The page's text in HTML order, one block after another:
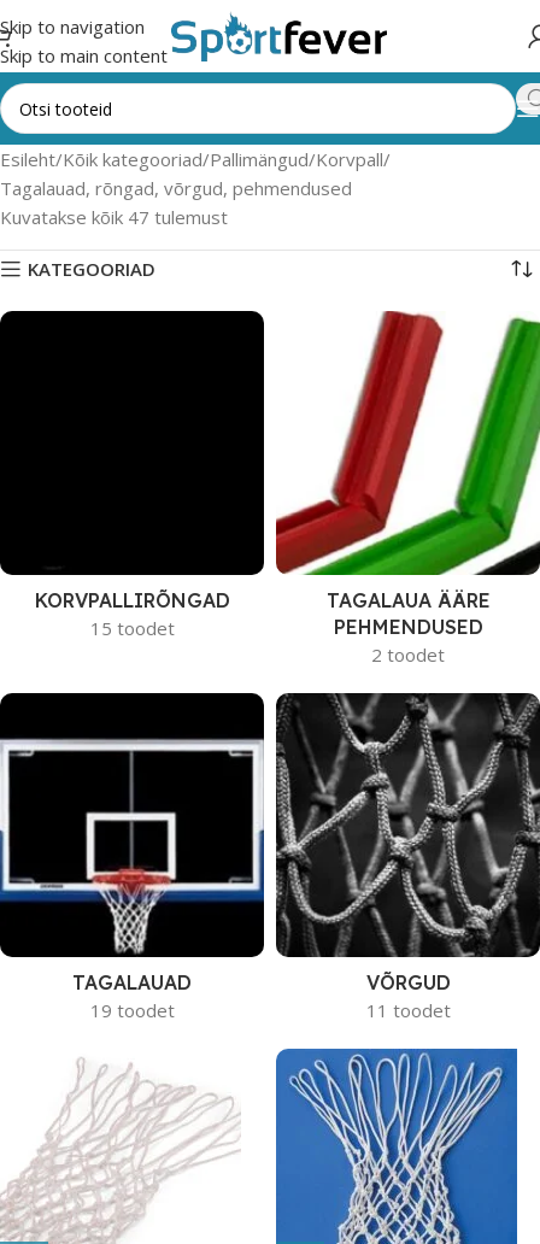
Skip to navigation
Skip to main content
Esileht Kõik kategooriad Pallimängud Korvpall
Tagalauad, rõngad, võrgud, pehmendused
Kuvatakse kõik 47 tulemust
KATEGOORIAD
KORVPALLIRÕNGAD
15 toodet
TAGALAUA ÄÄRE
PEHMENDUSED
2 toodet
TAGALAUAD
19 toodet
VÕRGUD
11 toodet